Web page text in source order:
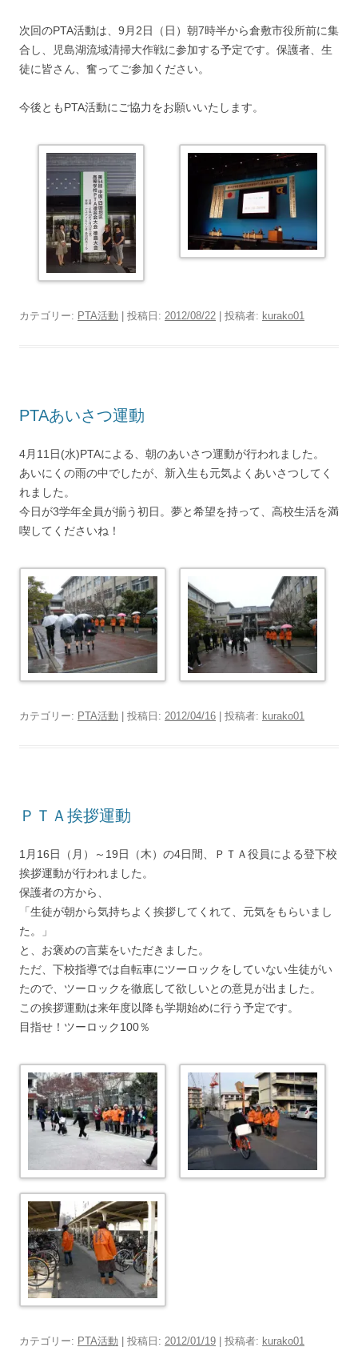
次回のPTA活動は、9月2日（日）朝7時半から倉敷市役所前に集
合し、児島湖流域清掃大作戦に参加する予定です。保護者、生
徒に皆さん、奮ってご参加ください。
今後ともPTA活動にご協力をお願いいたします。
カテゴリー: PTA活動 | 投稿日: 2012/08/22 | 投稿者: kurako01
PTAあいさつ運動
4月11日(水)PTAによる、朝のあいさつ運動が行われました。
あいにくの雨の中でしたが、新入生も元気よくあいさつしてく
れました。
今日が3学年全員が揃う初日。夢と希望を持って、高校生活を満
喫してくださいね！
カテゴリー: PTA活動 | 投稿日: 2012/04/16 投稿者: kurako01
ＰＴＡ挨拶運動
1月16日（月）～19日（木）の4日間、ＰＴＡ役員による登下校
挨拶運動が行われました。
保護者の方から、
「生徒が朝から気持ちよく挨拶してくれて、元気をもらいまし
た。」
と、お褒めの言葉をいただきました。
ただ、下校指導では自転車にツーロックをしていない生徒がい
たので、ツーロックを徹底して欲しいとの意見が出ました。
この挨拶運動は来年度以降も学期始めに行う予定です。
目指せ！ツーロック100％
カテゴリー: PTA活動 | 投稿日: 2012/01/19 投稿者: kurako01